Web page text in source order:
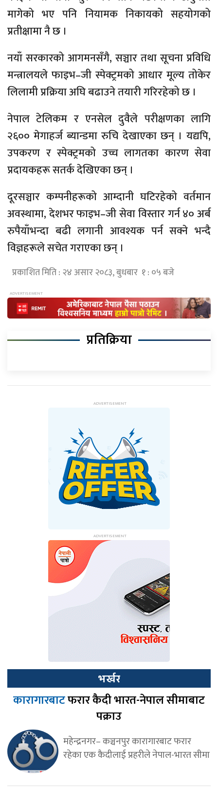
मागेको भए पनि नियामक निकायको सहयोगको
प्रतीक्षामा नै छ ।
नयाँ सरकारको आगमनसँगै, सञ्चार तथा सूचना प्रविधि
मन्त्रालयले फाइभ–जी स्पेक्ट्रमको आधार मूल्य तोकेर
लिलामी प्रक्रिया अघि बढाउने तयारी गरिरहेको छ ।
नेपाल टेलिकम र एनसेल दुवैले परीक्षणका लागि
२६०० मेगाहर्ज ब्यान्डमा रुचि देखाएका छन् । यद्यपि,
उपकरण र स्पेक्ट्रमको उच्च लागतका कारण सेवा
प्रदायकहरू सतर्क देखिएका छन् ।
दूरसञ्चार कम्पनीहरूको आम्दानी घटिरहेको वर्तमान
अवस्थामा, देशभर फाइभ–जी सेवा विस्तार गर्न ४० अर्ब
रुपैयाँभन्दा बढी लगानी आवश्यक पर्न सक्ने भन्दै
विज्ञहरूले सचेत गराएका छन् ।
प्रकाशित मिति : २४ असार २०८३, बुधबार १ : ०५ बजे
प्रतिक्रिया
भर्खर
कारागारबाटफरार कैदी भारत-नेपाल सीमाबाट
पक्राउ
महेन्द्रनगर– कञ्चनपुर कारागारबाट फरार
रहेका एक कैदीलाई प्रहरीले नेपाल-भारत सीमा